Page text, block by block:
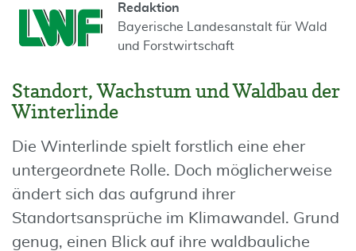
Redaktion
Bayerische Landesanstalt für Wald
und Forstwirtschaft
Standort, Wachstum und Waldbau der
Winterlinde
Die Winterlinde spielt forstlich eine eher
untergeordnete Rolle. Doch möglicherweise
ändert sich das aufgrund ihrer
Standortsansprüche im Klimawandel. Grund
genug, einen Blick auf ihre waldbauliche